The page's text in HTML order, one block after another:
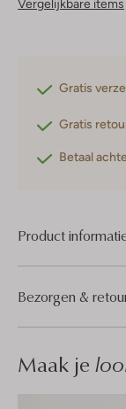
Vergelijkbare items
Gratis
Gratis
Betaal
Product
Bezorgen &
Maak je